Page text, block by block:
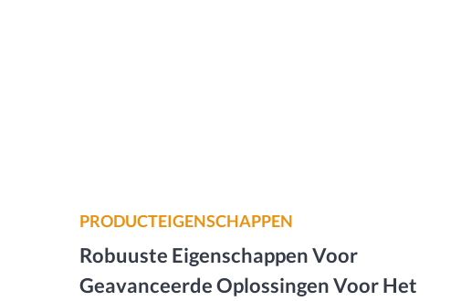
PRODUCTEIGENSCHAPPEN
Robuuste Eigenschappen Voor
Geavanceerde Oplossingen Voor Het